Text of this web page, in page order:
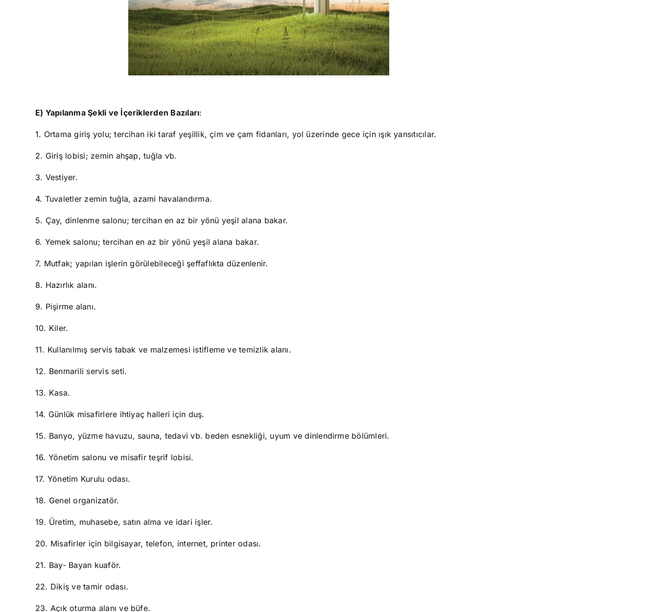
E) Yapılanma Şekli ve İçeriklerden Bazıları:
1. Ortama giriş yolu; tercihan iki taraf yeşillik, çim ve çam fidanları, yol üzerinde gece için ışık yansıtıcılar.
2. Giriş lobisi; zemin ahşap, tuğla vb.
3. Vestiyer.
4. Tuvaletler zemin tuğla, azami havalandırma.
5. Çay, dinlenme salonu; tercihan en az bir yönü yeşil alana bakar.
6. Yemek salonu; tercihan en az bir yönü yeşil alana bakar.
7. Mutfak; yapılan işlerin görülebileceği şeffaflıkta düzenlenir.
8. Hazırlık alanı.
9. Pişirme alanı.
10. Kiler.
11. Kullanılmış servis tabak ve malzemesi istifleme ve temizlik alanı.
12. Benmarili servis seti.
13. Kasa.
14. Günlük misafirlere ihtiyaç halleri için duş.
15. Banyo, yüzme havuzu, sauna, tedavi vb. beden esnekliği, uyum ve dinlendirme bölümleri.
16. Yönetim salonu ve misafir teşrif lobisi.
17. Yönetim Kurulu odası.
18. Genel organizatör.
19. Üretim, muhasebe, satın alma ve idari işler.
20. Misafirler için bilgisayar, telefon, internet, printer odası.
21. Bay- Bayan kuaför.
22. Dikiş ve tamir odası.
23. Açık oturma alanı ve büfe.